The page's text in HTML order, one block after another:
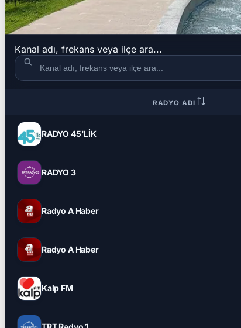
Kanal adı, frekans veya ilçe ara...
RADYO ADI
RADYO 45'LİK
RADYO 3
Radyo A Haber
Radyo A Haber
Kalp FM